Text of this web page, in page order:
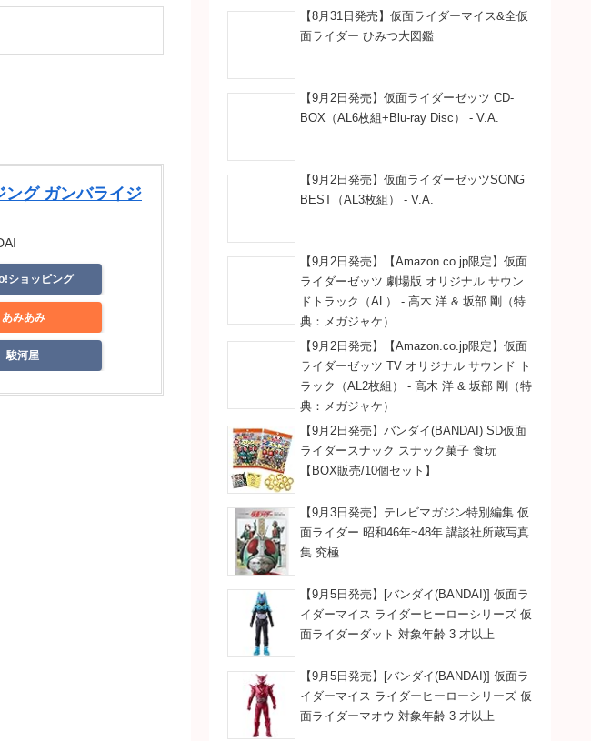
ング ガンバライジ
ショッピング
あみあみ
駿河屋
【8月31日発売】仮面ライダーマイス&全仮
面ライダー ひみつ大図鑑
【9月2日発売】仮面ライダーゼッツ CD-
BOX（AL6枚組+Blu-ray Disc） - V.A.
【9月2日発売】仮面ライダーゼッツSONG
BEST（AL3枚組） - V.A.
【9月2日発売】【Amazon.co.jp限定】仮面
ライダーゼッツ 劇場版 オリジナル サウン
ドトラック（AL） - 高木 洋 & 坂部 剛（特
典：メガジャケ）
【9月2日発売】【Amazon.co.jp限定】仮面
ライダーゼッツ TV オリジナル サウンド ト
ラック（AL2枚組） - 高木 洋 & 坂部 剛（特
典：メガジャケ）
【9月2日発売】バンダイ(BANDAI) SD仮面
ライダースナック スナック菓子 食玩
【BOX販売/10個セット】
【9月3日発売】テレビマガジン特別編集 仮
面ライダー 昭和46年~48年 講談社所蔵写真
集 究極
【9月5日発売】[バンダイ(BANDAI)] 仮面ラ
イダーマイス ライダーヒーローシリーズ 仮
面ライダーダット 対象年齢 3 才以上
【9月5日発売】[バンダイ(BANDAI)] 仮面ラ
イダーマイス ライダーヒーローシリーズ 仮
面ライダーマオウ 対象年齢 3 才以上